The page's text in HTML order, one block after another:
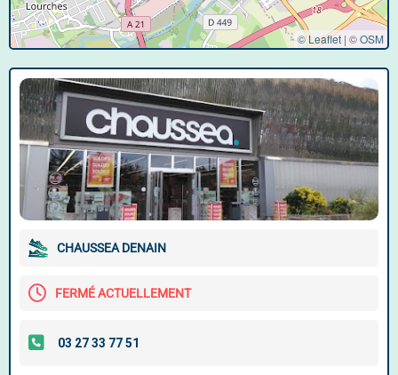
© Leaflet | ©OSM
CHAUSSEA DENAIN
FERMÉ ACTUELLEMENT